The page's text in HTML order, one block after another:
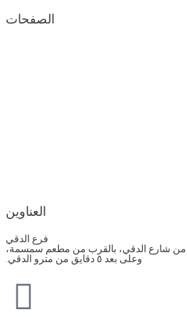
الصفحات
العناوين
فرع الدقي
متفرع من شارع الدقي، بالقرب من مطعم سمسمة،
وعلى بعد ٥ دقايق من مترو الدقي.